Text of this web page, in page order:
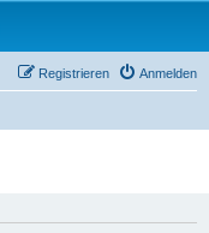
Anmelden
Registrieren